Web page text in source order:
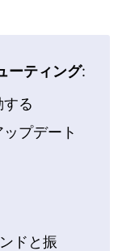
ーティング:
る
プデート
ドと振